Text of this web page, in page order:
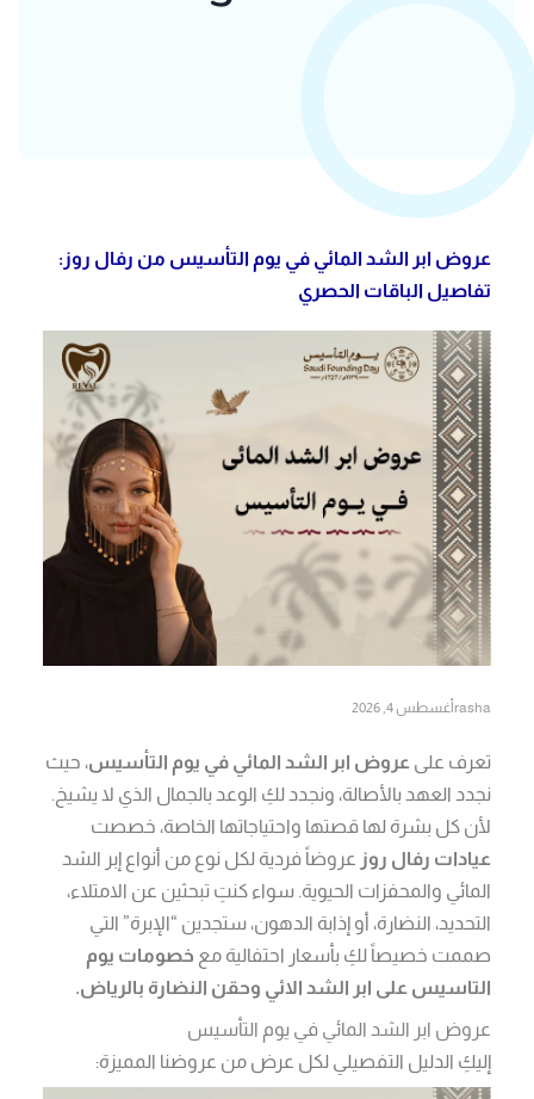
عروض ابر الشد المائي في يوم التأسيس من رفال روز:
تفاصيل الباقات الحصري
rasha أغسطس 4, 2026
تعرف علىعروض ابر الشد المائي في يوم التأسيس، حيث
نجدد العهد بالأصالة، ونجدد لكِ الوعد بالجمال الذي لا يشيخ.
لأن كل بشرة لها قصتها واحتياجاتها الخاصة، خصصت
عيادات رفال روز عروضاً فردية لكل نوع من أنواع إبر الشد
المائي والمحفزات الحيوية. سواء كنتِ تبحثين عن الامتلاء،
التحديد، النضارة، أو إذابة الدهون، ستجدين “الإبرة” التي
صممت خصيصاً لكِ بأسعار احتفالية مع خصومات يوم
التاسيس على ابر الشد الائي وحقن النضارة بالرياض.
عروض ابر الشد المائي في يوم التأسيس
إليكِ الدليل التفصيلي لكل عرض من عروضنا المميزة: